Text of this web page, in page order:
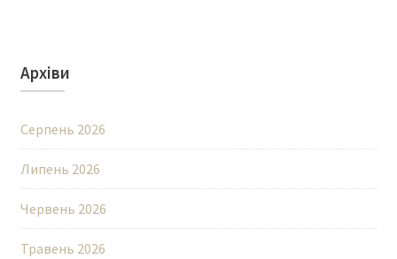
Архіви
Серпень 2026
Липень 2026
Червень 2026
Травень 2026